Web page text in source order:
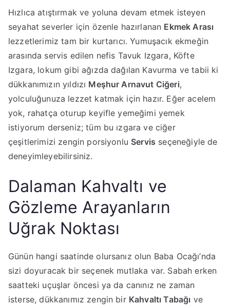
​Hızlıca atıştırmak ve yoluna devam etmek isteyen
seyahat severler için özenle hazırlanan Ekmek Arası
lezzetlerimiz tam bir kurtarıcı. Yumuşacık ekmeğin
arasında servis edilen nefis Tavuk Izgara, Köfte
Izgara, lokum gibi ağızda dağılan Kavurma ve tabii ki
dükkanımızın yıldızı Meşhur Arnavut Ciğeri,
yolculuğunuza lezzet katmak için hazır. Eğer acelem
yok, rahatça oturup keyifle yemeğimi yemek
istiyorum derseniz; tüm bu ızgara ve ciğer
çeşitlerimizi zengin porsiyonlu Servis seçeneğiyle de
deneyimleyebilirsiniz.
​Dalaman Kahvaltı ve
Gözleme Arayanların
Uğrak Noktası
​Günün hangi saatinde olursanız olun Baba Ocağı’nda
sizi doyuracak bir seçenek mutlaka var. Sabah erken
saatteki uçuşlar öncesi ya da canınız ne zaman
isterse, dükkanımız zengin bir Kahvaltı Tabağı ve